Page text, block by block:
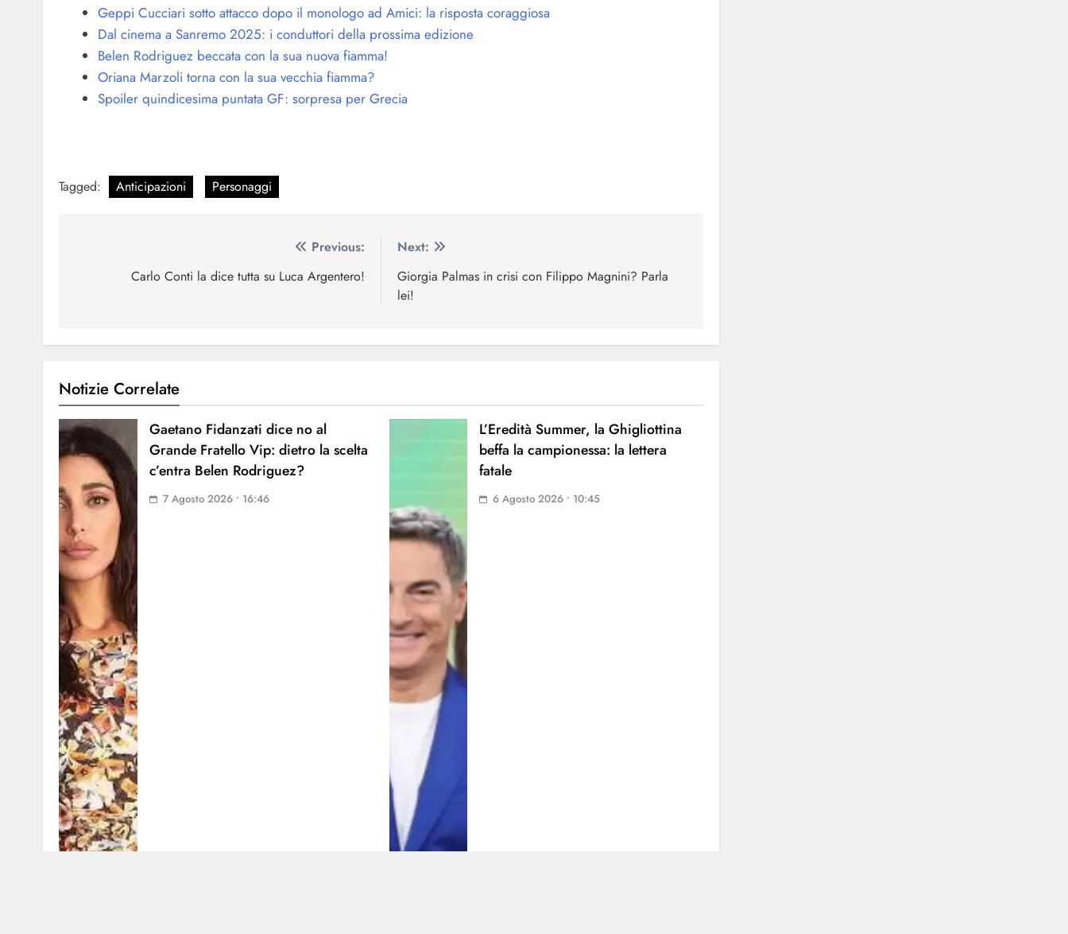
Geppi Cucciari sotto attacco dopo il monologo ad Amici: la risposta coraggiosa
Dal cinema a Sanremo 2025: i conduttori della prossima edizione
Belen Rodriguez beccata con la sua nuova fiamma!
Oriana Marzoli torna con la sua vecchia fiamma?
Spoiler quindicesima puntata GF: sorpresa per Grecia
Tagged: Anticipazioni Personaggi
articoli
Previous:
Carlo Conti la dice tutta su Luca Argentero!
Next:
Giorgia Palmas in crisi con Filippo Magnini? Parla
lei!
Notizie Correlate
Gaetano Fidanzati dice no al
Grande Fratello Vip: dietro la scelta
c’entra Belen Rodriguez?
7 Agosto 2026 • 16:46
L’Eredità Summer, la Ghigliottina
beffa la campionessa: la lettera
fatale
6 Agosto 2026 • 10:45